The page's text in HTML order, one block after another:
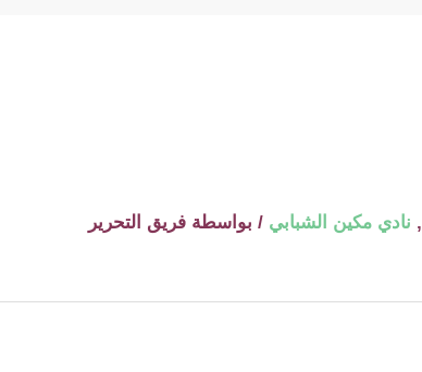
, نادي مكين الشبابي / بواسطة فريق التحرير